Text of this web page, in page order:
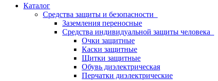
Каталог
Средства защиты и безопасности
Заземления переносные
Средства индивидуальной защиты человека
Очки защитные
Каски защитные
Щитки защитные
Обувь диэлектрическая
Перчатки диэлектрические